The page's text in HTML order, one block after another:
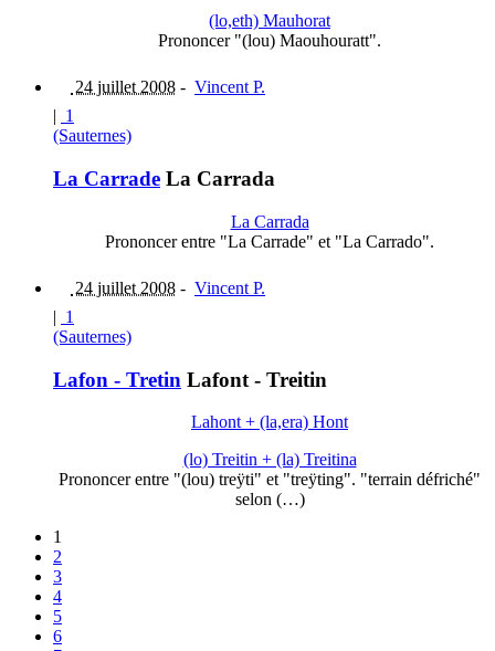
(lo,eth) Mauhorat
Prononcer "(lou) Maouhouratt".
24 juillet 2008 - Vincent P.
| 1
(Sauternes)
La Carrade La Carrada
La Carrada
Prononcer entre "La Carrade" et "La Carrado".
24 juillet 2008 - Vincent P.
| 1
(Sauternes)
Lafon - Tretin Lafont - Treitin
Lahont + (la,era) Hont
(lo) Treitin + (la) Treitina
Prononcer entre "(lou) treÿti" et "treÿting". "terrain défriché"
selon (…)
1
2
3
4
5
6